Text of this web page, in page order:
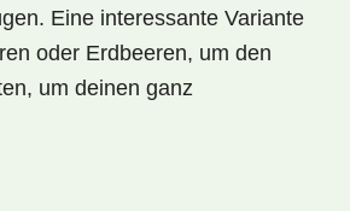
Eine interessante Variante
oder Erdbeeren, um den
um deinen ganz